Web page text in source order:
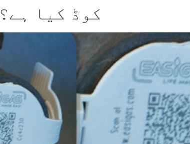
EASIGAS QR کوڈ کیا ہے؟